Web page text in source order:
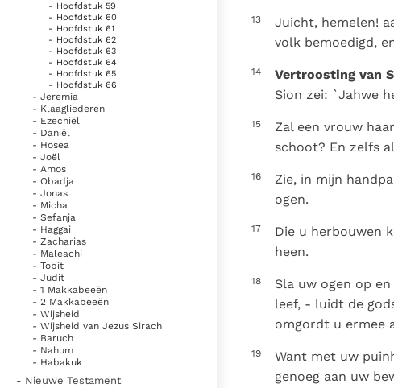
- Hoofdstuk 59
- Hoofdstuk 60
- Hoofdstuk 61
- Hoofdstuk 62
- Hoofdstuk 63
- Hoofdstuk 64
- Hoofdstuk 65
- Hoofdstuk 66
- Jeremia
- Klaagliederen
- Ezechiël
- Daniël
- Hosea
- Joël
- Amos
- Obadja
- Jonas
- Micha
- Sefanja
- Haggai
- Zacharias
- Maleachi
- Tobit
- Judit
- 1 Makkabeeën
- 2 Makkabeeën
- Wijsheid
- Wijsheid van Jezus Sirach
- Baruch
- Nahum
- Habakuk
- Nieuwe Testament
13
Juicht, hemelen!
volk bemoedigd,
14
Vertroosting van
Sion zei: `Jahwe
15
Zal een vrouw
schoot? En zelfs
16
Zie, in mijn
ogen.
17
Die u herbouwen
heen.
18
Sla uw ogen op
leef, - luidt de
omgordt u ermee
19
Want met uw
genoeg aan uw